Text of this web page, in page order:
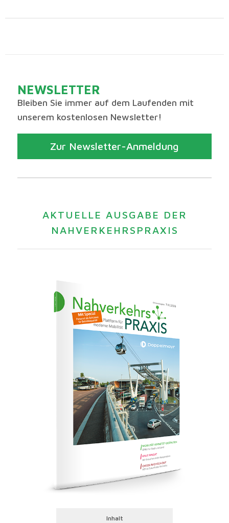
NEWSLETTER
Bleiben Sie immer auf dem Laufenden mit
unserem kostenlosen Newsletter!
Zur Newsletter-Anmeldung
AKTUELLE AUSGABE DER
NAHVERKEHRSPRAXIS
Inhalt